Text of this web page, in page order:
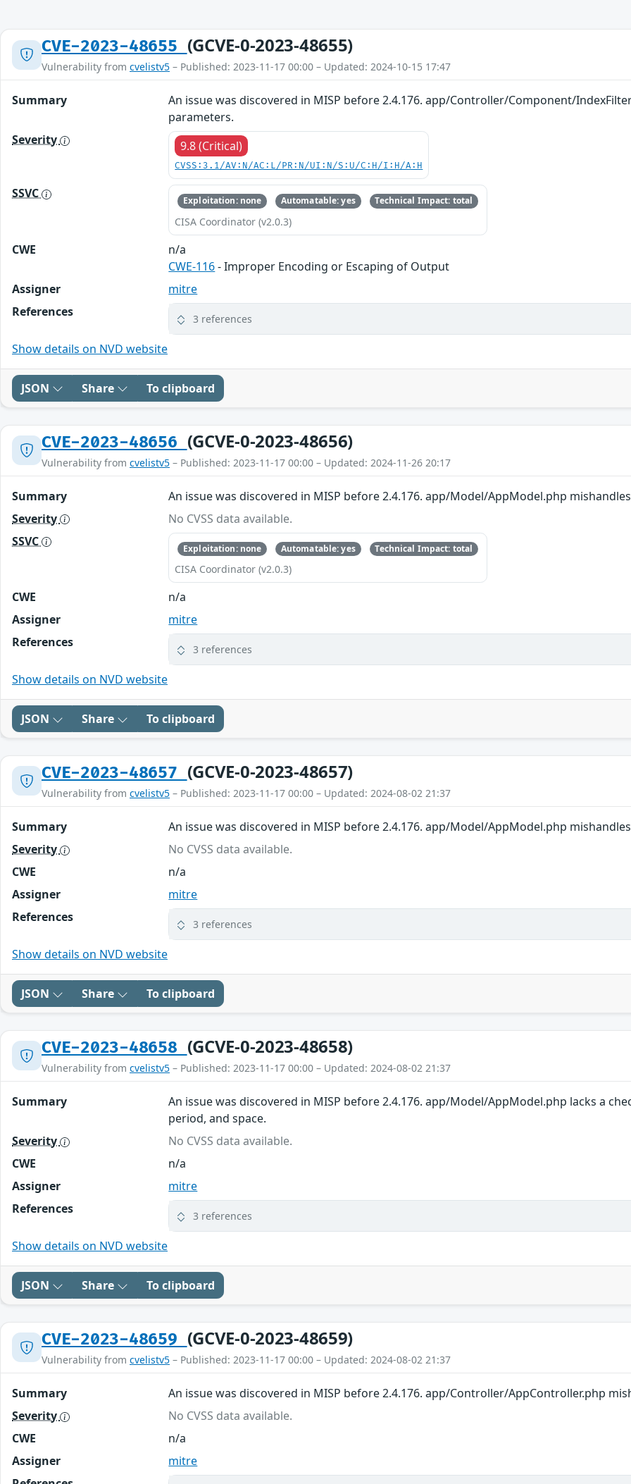
CVE-2023-48655 (GCVE-0-2023-48655)
Vulnerability from cvelistv5 – Published: 2023-11-17 00:00 – Updated: 2024-10-15 17:47
Summary
An issue was discovered in MISP before 2.4.176. app/Controller/Component/
parameters.
Severity
9.8 (Critical)
CVSS:3.1/AV:N/AC:L/PR:N/UI:N/S:U/C:H/I:H/A:H
SSVC Exploitation: none Automatable: yes Technical Impact: total
CISA Coordinator (v2.0.3)
CWE
n/a
CWE-116- Improper Encoding or Escaping of Output
Assigner
mitre
References
3 references
Show details on NVD website
JSON Share To clipboard
CVE-2023-48656 (GCVE-0-2023-48656)
Vulnerability from cvelistv5 – Published: 2023-11-17 00:00 – Updated: 2024-11-26 20:17
Summary
An issue was discovered in MISP before 2.4.176. app/Model/AppModel.php
Severity
No CVSS data available.
SSVC
Exploitation: none Automatable: yes Technical Impact: total
CISA Coordinator (v2.0.3)
CWE
n/a
Assigner
mitre
References
3 references
Show details on NVD website
JSON Share To clipboard
CVE-2023-48657 (GCVE-0-2023-48657)
Vulnerability from cvelistv5 – Published: 2023-11-17 00:00 – Updated: 2024-08-02 21:37
Summary
An issue was discovered in MISP before 2.4.176. app/Model/AppModel.php
Severity
No CVSS data available.
CWE
n/a
Assigner
mitre
References
3 references
Show details on NVD website
JSON Share To clipboard
CVE-2023-48658 (GCVE-0-2023-48658)
Vulnerability from cvelistv5 – Published: 2023-11-17 00:00 – Updated: 2024-08-02 21:37
Summary
An issue was discovered in MISP before 2.4.176. app/Model/AppModel.php lacks a
period, and space.
Severity
No CVSS data available.
CWE
n/a
Assigner
mitre
References
3 references
Show details on NVD website
JSON Share To clipboard
CVE-2023-48659 (GCVE-0-2023-48659)
Vulnerability from cvelistv5 – Published: 2023-11-17 00:00 – Updated: 2024-08-02 21:37
Summary
An issue was discovered in MISP before 2.4.176. app/Controller/AppController.php
Severity
No CVSS data available.
CWE
n/a
Assigner
mitre